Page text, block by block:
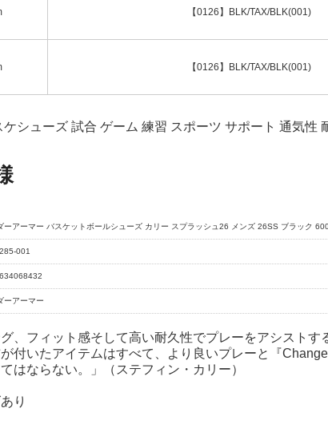
【0126】BLK/TAX/BLK(001)
【0126】BLK/TAX/BLK(001)
シューズ 試合 ゲーム 練習 スポーツ サポート 通気性
ーアーマー バスケットボールシューズ カリー スプラッシュ26 メンズ 26SS ブラック
001
ーアーマー
、フィット感そして高い耐久性でプレーをアシストす
が付いたアイテムはすべて、より良いプレーと『
はならない。」（ステフィン・カリー）
り